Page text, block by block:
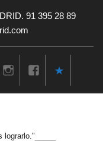
91 395 28 89